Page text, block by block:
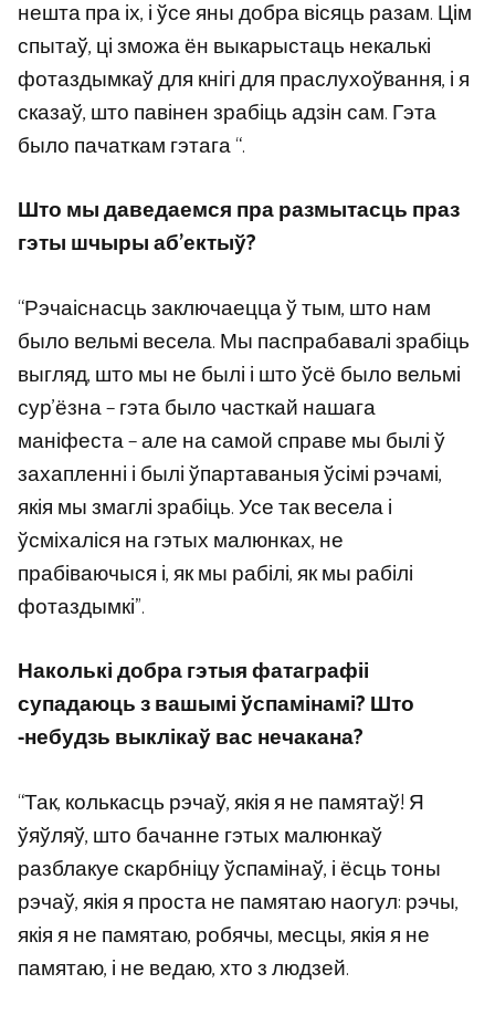
нешта пра іх, і ўсе яны добра вісяць разам. Цім
спытаў, ці зможа ён выкарыстаць некалькі
фотаздымкаў для кнігі для праслухоўвання, і я
сказаў, што павінен зрабіць адзін сам. Гэта
было пачаткам гэтага “.
Што мы даведаемся пра размытасць праз
гэты шчыры аб’ектыў?
“Рэчаіснасць заключаецца ў тым, што нам
было вельмі весела. Мы паспрабавалі зрабіць
выгляд, што мы не былі і што ўсё было вельмі
сур’ёзна – гэта было часткай нашага
маніфеста – але на самой справе мы былі ў
захапленні і былі ўпартаваныя ўсімі рэчамі,
якія мы змаглі зрабіць. Усе так весела і
ўсміхаліся на гэтых малюнках, не
прабіваючыся і, як мы рабілі, як мы рабілі
фотаздымкі”.
Наколькі добра гэтыя фатаграфіі
супадаюць з вашымі ўспамінамі? Што
-небудзь выклікаў вас нечакана?
“Так, колькасць рэчаў, якія я не памятаў! Я
ўяўляў, што бачанне гэтых малюнкаў
разблакуе скарбніцу ўспамінаў, і ёсць тоны
рэчаў, якія я проста не памятаю наогул: рэчы,
якія я не памятаю, робячы, месцы, якія я не
памятаю, і не ведаю, хто з людзей.